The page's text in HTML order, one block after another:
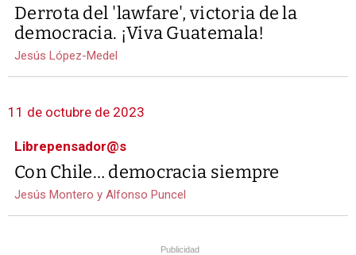
Derrota del 'lawfare', victoria de la
democracia. ¡Viva Guatemala!
Jesús López-Medel
11 de octubre de 2023
Librepensador@s
Con Chile… democracia siempre
Jesús Montero y Alfonso Puncel
Publicidad